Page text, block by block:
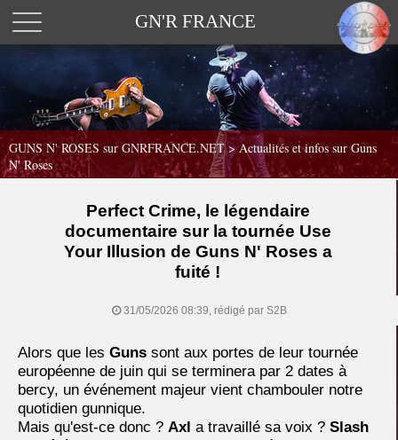
GN'R FRANCE
GUNS N' ROSES sur GNRFRANCE.NET>Actualités et infos sur Guns
N' Roses
Perfect Crime, le légendaire
documentaire sur la tournée Use
Your Illusion de Guns N' Roses a
fuité !
31/05/2026 08:39, rédigé par S2B
Alors que les Guns sont aux portes de leur tournée
européenne de juin qui se terminera par 2 dates à
bercy, un événement majeur vient chambouler notre
quotidien gunnique.
Mais qu'est-ce donc ? Axl a travaillé sa voix ? Slash